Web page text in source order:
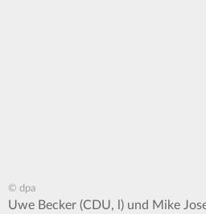
© dpa
Uwe Becker (CDU, l) und Mike